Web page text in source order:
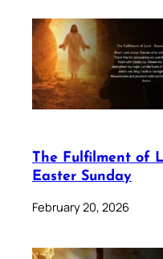
The Fulfilment of
Easter Sunday
February 20, 2026